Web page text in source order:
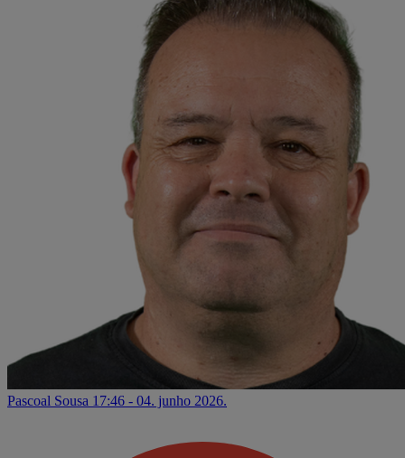
Pascoal Sousa 17:46 - 04. junho 2026.